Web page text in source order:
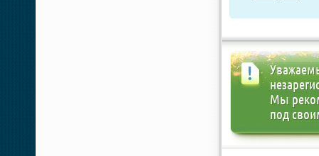
Мы
под